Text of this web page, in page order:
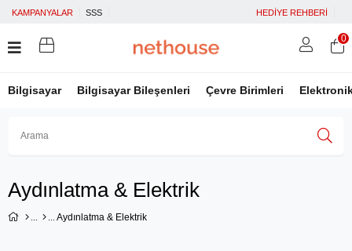
KAMPANYALAR SSS HEDİYE REHBERİ
Bilgisayar Bilgisayar Bileşenleri Çevre Birimleri
0
Aydınlatma & Elektrik
Aydınlatma & Elektrik